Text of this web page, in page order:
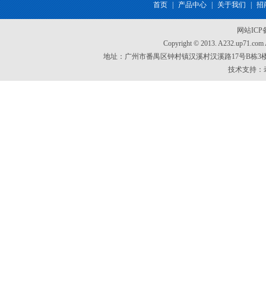
首页 | 产品中心 | 关于我们 | 招
网站ICP
Copyright © 2013.
地址：广州市番禺区钟村镇汉溪村汉溪路17号B栋3
技术支持：